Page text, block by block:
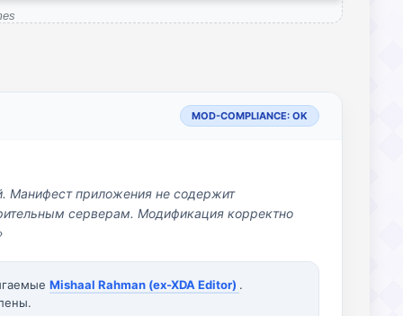
MOD-COMPLIANCE: OK
Манифест приложения не содержит
серверам. Модификация корректно
Mishaal Rahman (ex-XDA Editor) .